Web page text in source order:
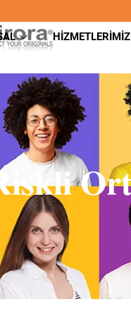
HIZMETLERIMIZ